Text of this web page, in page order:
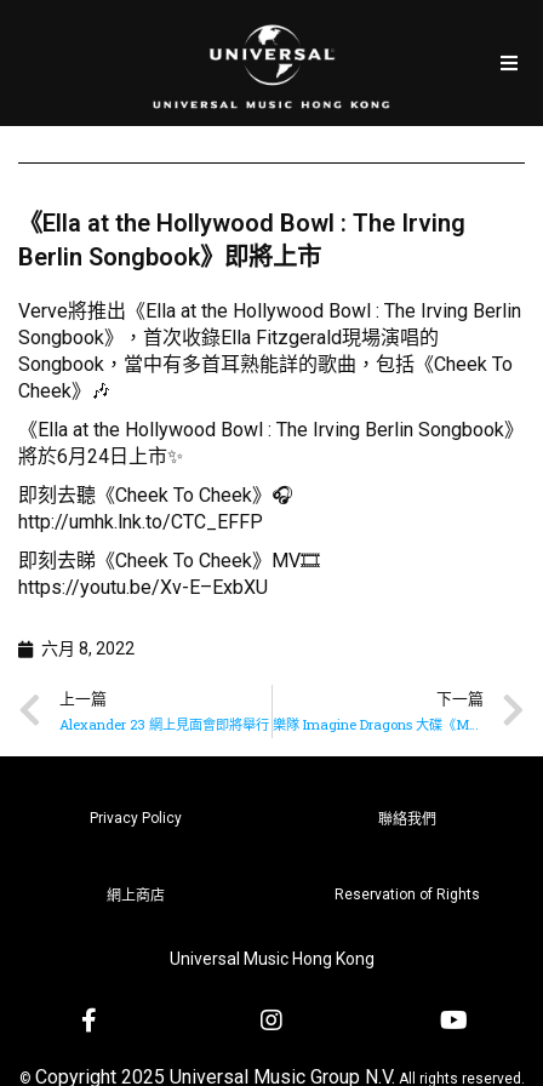
《Ella at the Hollywood Bowl : The Irving
Berlin Songbook》即將上市
Verve將推出《Ella at the Hollywood Bowl : The Irving Berlin
Songbook》，首次收錄Ella Fitzgerald現場演唱的
Songbook，當中有多首耳熟能詳的歌曲，包括《Cheek To
Cheek》🎶
《Ella at the Hollywood Bowl : The Irving Berlin Songbook》
將於6月24日上市✨
即刻去聽《Cheek To Cheek》🎧
http://umhk.lnk.to/CTC_EFFP
即刻去睇《Cheek To Cheek》MV🎞
https://youtu.be/Xv-E–ExbXU
六月 8, 2022
上一篇
Alexander 23 網上見面會即將舉行
下一篇
樂隊 Imagine Dragons 大碟《Mercury – Acts 1 & 2》 即將上架
Privacy Policy 聯絡我們
網上商店 Reservation of Rights
Universal Music Hong Kong
© Copyright 2025 Universal Music Group N.V. All rights reserved.